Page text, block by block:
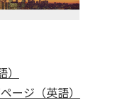
ージ（英語）